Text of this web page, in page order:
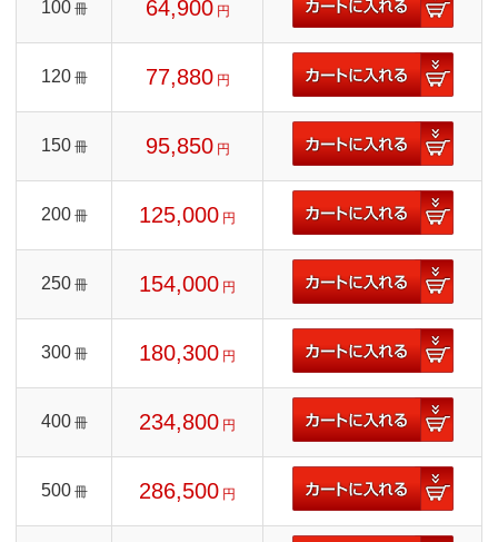
100 冊 64,900 円
120 冊 77,880 円
150 冊 95,850 円
200 冊 125,000 円
250 冊 154,000 円
300 冊 180,300 円
400 冊 234,800 円
500 冊 286,500 円